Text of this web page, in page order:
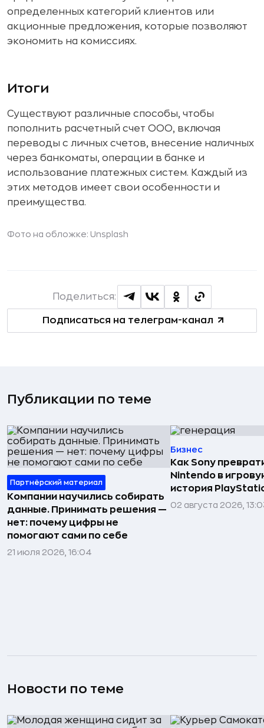
определенных категорий клиентов или
акционные предложения, которые позволяют
экономить на комиссиях.
Итоги
Существуют различные способы, чтобы
пополнить расчетный счет ООО, включая
переводы с личных счетов, внесение наличных
через банкоматы, операции в банке и
использование платежных систем. Каждый из
этих методов имеет свои особенности и
преимущества.
Фото на обложке: Unsplash
Подписаться на телеграм-канал
Поделиться:
Публикации по теме
Партнёрский материал
Компании научились собирать
данные. Принимать решения —
нет: почему цифры не
помогают сами по себе
21 июля 2026, 16:04
Бизнес
Как Sony
Nintendo в
история
02 августа 2026,
Новости по теме